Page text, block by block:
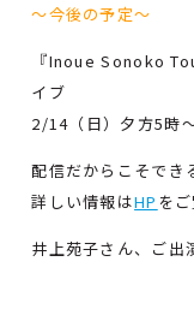
～今後の予定～
『Inoue Sonoko
イブ
2/14（日）夕方5
配信だからこそでき
詳しい情報はHP を
井上苑子さん、ご出